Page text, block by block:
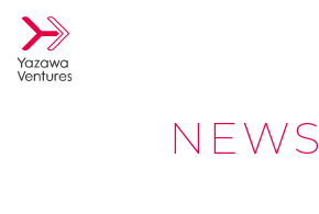
NEWS